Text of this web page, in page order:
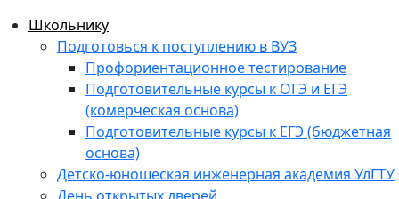
Школьнику
Подготовься к поступлению в ВУЗ
Профориентационное тестирование
Подготовительные курсы к ОГЭ и ЕГЭ
(комерческая основа)
Подготовительные курсы к ЕГЭ (бюджетная
основа)
Детско-юношеская инженерная академия УлГТУ